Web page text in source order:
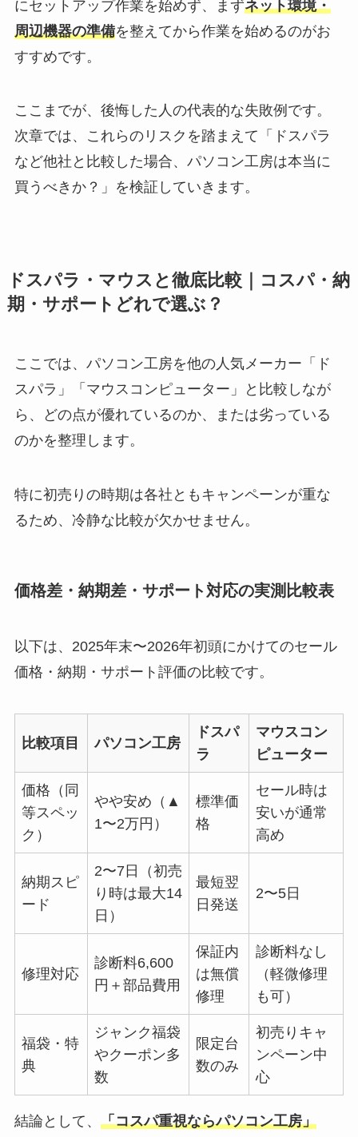
にセットアップ作業を始めず、まずネット環境・
周辺機器の準備を整えてから作業を始めるのがお
すすめです。
ここまでが、後悔した人の代表的な失敗例です。
次章では、これらのリスクを踏まえて「ドスパラ
など他社と比較した場合、パソコン工房は本当に
買うべきか？」を検証していきます。
ドスパラ・マウスと徹底比較｜コスパ・納
期・サポートどれで選ぶ？
ここでは、パソコン工房を他の人気メーカー「ド
スパラ」「マウスコンピューター」と比較しなが
ら、どの点が優れているのか、または劣っている
のかを整理します。
特に初売りの時期は各社ともキャンペーンが重な
るため、冷静な比較が欠かせません。
価格差・納期差・サポート対応の実測比較表
以下は、2025年末〜2026年初頭にかけてのセール
価格・納期・サポート評価の比較です。
比較項目 パソコン工房
ドスパ
ラ
マウスコン
ピューター
価格（同
等スペッ
ク）
やや安め（▲
1〜2万円）
標準価
格
セール時は
安いが通常
高め
納期スピ
ード
2〜7日（初売
り時は最大14
日）
最短翌
日発送
2〜5日
修理対応
診断料6,600
円＋部品費用
保証内
は無償
修理
診断料なし
（軽微修理
も可）
福袋・特
典
ジャンク福袋
やクーポン多
数
限定台
数のみ
初売りキャ
ンペーン中
心
結論として、 「コスパ重視ならパソコン工房」